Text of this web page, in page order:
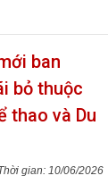
ban
bỏ thuộc
thao và Du
10/06/2026